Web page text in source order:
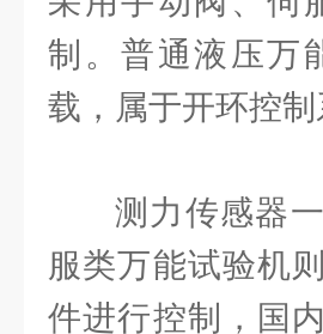
制。普通液压万
载，属于开环控
测力传感器
服类万能试验机
件进行控制，国